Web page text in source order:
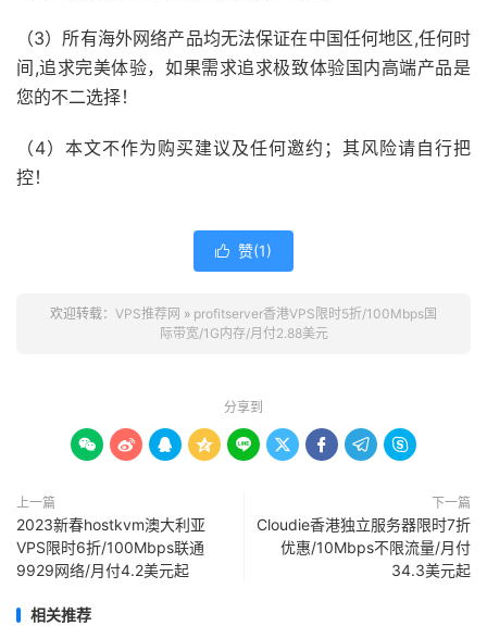
（3）所有海外网络产品均无法保证在中国任何地区,任何时
间,追求完美体验，如果需求追求极致体验国内高端产品是
您的不二选择！
（4）本文不作为购买建议及任何邀约；其风险请自行把
控！
 赞(1)
欢迎转载： VPS推荐网 » profitserver香港VPS限时5折/100Mbps国
际带宽/1G内存/月付2.88美元
分享到
        
上一篇
2023新春hostkvm澳大利亚
VPS限时6折/100Mbps联通
9929网络/月付4.2美元起
下一篇
Cloudie香港独立服务器限时7折
优惠/10Mbps不限流量/月付
34.3美元起
相关推荐